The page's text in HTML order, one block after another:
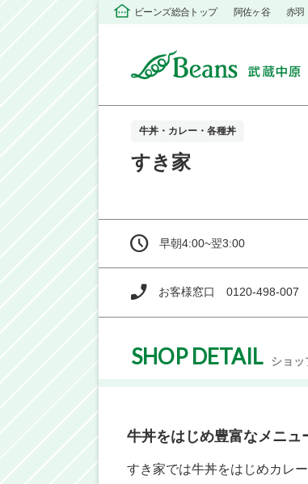
ビーンズ総合トップ 阿佐ヶ谷 赤羽
牛丼・カレー・各種丼
すき家
早朝4:00~翌3:00
お客様窓口 0120-498-007
SHOP DETAIL ショッ
牛丼をはじめ豊富なメニュ
すき家では牛丼をはじめカレ